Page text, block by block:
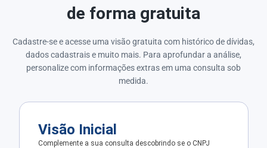
de forma gratuita
Cadastre-se e acesse uma visão gratuita com histórico de dívidas,
dados cadastrais e muito mais. Para aprofundar a análise,
personalize com informações extras em uma consulta sob
medida.
Visão Inicial
Complemente a sua consulta descobrindo se o CNPJ